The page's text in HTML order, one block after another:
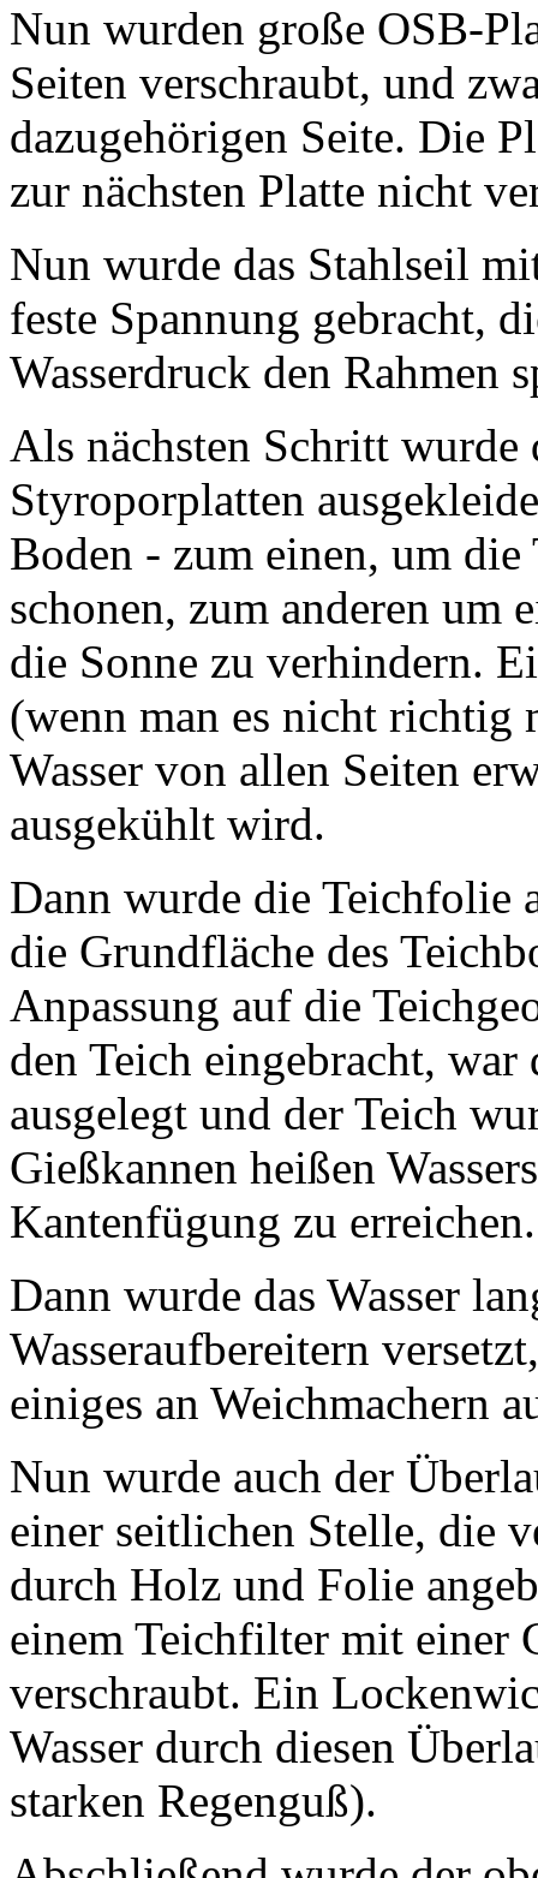
Nun wurden große OSB-
Seiten verschraubt, und
dazugehörigen Seite. Die
zur nächsten Platte nicht
Nun wurde das Stahlseil
feste Spannung gebracht,
Wasserdruck den Rahmen
Als nächsten Schritt
Styroporplatten
Boden - zum einen, um
schonen, zum anderen um
die Sonne zu verhindern.
(wenn man es nicht richtig
Wasser von allen Seiten
ausgekühlt wird.
Dann wurde die Teichfolie
die Grundfläche des
Anpassung auf die
den Teich eingebracht,
ausgelegt und der Teich
Gießkannen heißen
Kantenfügung zu erreichen.
Dann wurde das Wasser
Wasseraufbereitern
einiges an Weichmachern
Nun wurde auch der
einer seitlichen Stelle, die
durch Holz und Folie
einem Teichfilter mit einer
verschraubt. Ein
Wasser durch diesen
starken Regenguß).